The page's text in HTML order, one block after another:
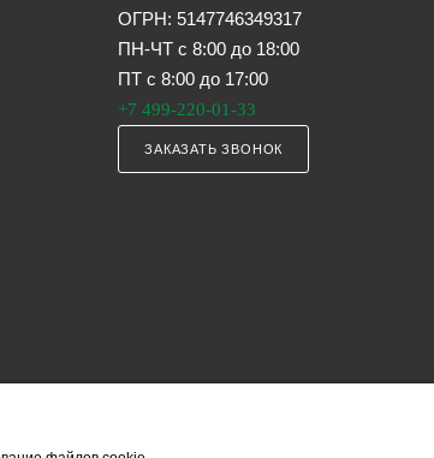
ОГРН: 5147746349317
ПН-ЧТ с 8:00 до 18:00
ПТ с 8:00 до 17:00
+7 499-220-01-33
ЗАКАЗАТЬ ЗВОНОК